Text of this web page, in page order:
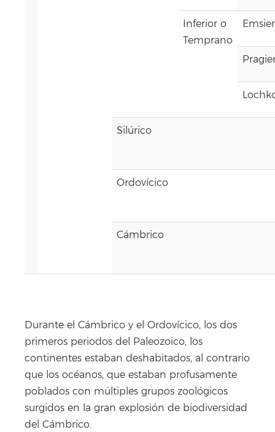
Inferior o
Temprano
Silúrico
Ordovícico
Cámbrico
Durante el Cámbrico y el Ordovícico, los dos
primeros periodos del Paleozoico, los
continentes estaban deshabitados, al contrario
que los océanos, que estaban profusamente
poblados con múltiples grupos zoológicos
surgidos en la gran explosión de biodiversidad
del Cámbrico.